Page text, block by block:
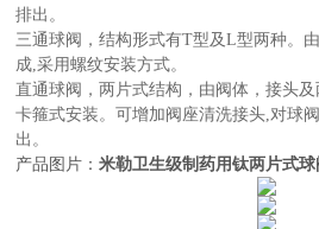
排出。
三通球阀，结构形式有T型及L型两种。
成,采用螺纹安装方式。
直通球阀，两片式结构，由阀体，接头
卡箍式安装。可增加阀座清洗接头,对球
出。
产品图片：米勒卫生级制药用钛两片式